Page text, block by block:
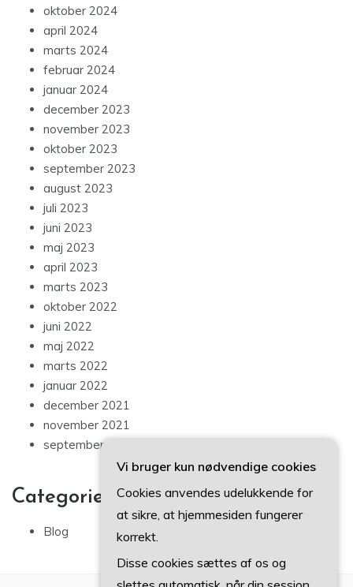
oktober 2024
april 2024
marts 2024
februar 2024
januar 2024
december 2023
november 2023
oktober 2023
september 2023
august 2023
juli 2023
juni 2023
maj 2023
april 2023
marts 2023
oktober 2022
juni 2022
maj 2022
marts 2022
januar 2022
december 2021
november 2021
september 2021
Categories
Blog
Vi bruger kun nødvendige cookies
Cookies anvendes udelukkende for
at sikre, at hjemmesiden fungerer
korrekt.
Disse cookies sættes af os og